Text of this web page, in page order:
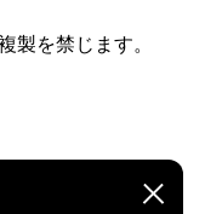
を禁じます。